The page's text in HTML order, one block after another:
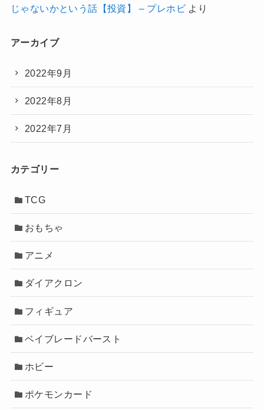
じゃないかという話【投資】 – プレホビより
アーカイブ
2022年9月
2022年8月
2022年7月
カテゴリー
TCG
おもちゃ
アニメ
ダイアクロン
フィギュア
ベイブレードバースト
ホビー
ポケモンカード